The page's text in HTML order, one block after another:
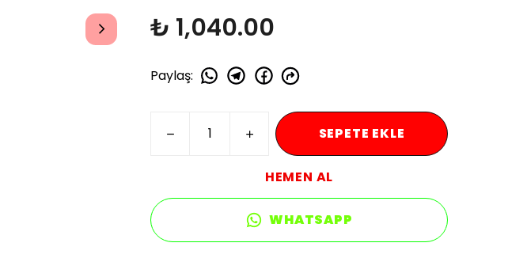
₺ 1,040.00
Paylaş:
SEPETE EKLE
HEMEN AL
WHATSAPP